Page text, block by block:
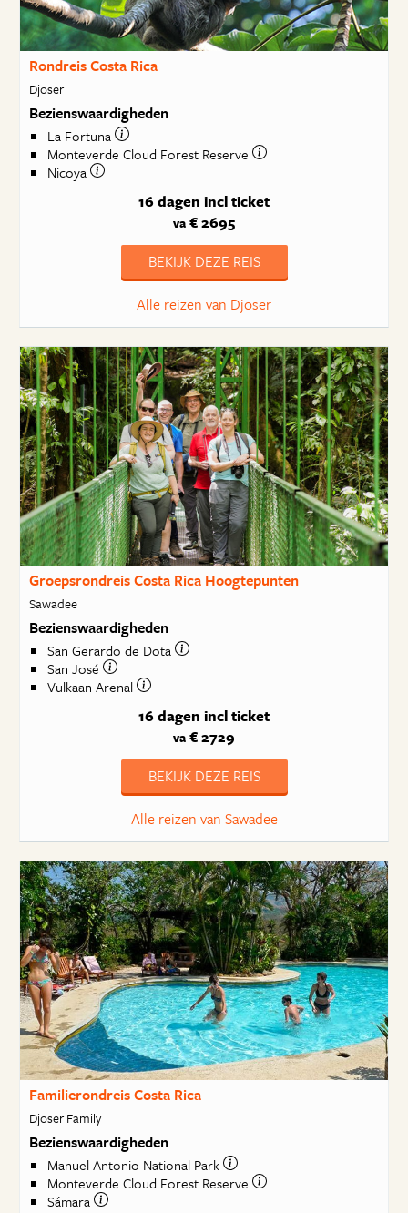
Rondreis Costa Rica
Djoser
Bezienswaardigheden
La Fortuna
Monteverde Cloud Forest Reserve
Nicoya
16 dagen incl ticket
va € 2695
BEKIJK DEZE REIS
Alle reizen van Djoser
Groepsrondreis Costa Rica Hoogtepunten
Sawadee
Bezienswaardigheden
San Gerardo de Dota
San José
Vulkaan Arenal
16 dagen incl ticket
va € 2729
BEKIJK DEZE REIS
Alle reizen van Sawadee
Familierondreis Costa Rica
Djoser Family
Bezienswaardigheden
Manuel Antonio National Park
Monteverde Cloud Forest Reserve
Sámara